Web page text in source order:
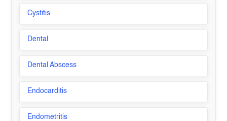
Cystitis
Dental
Dental Abscess
Endocarditis
Endometritis